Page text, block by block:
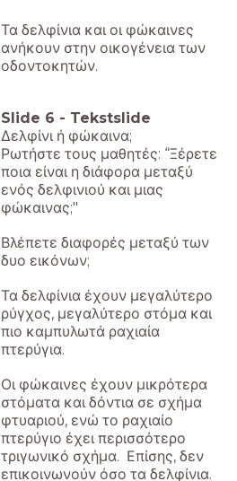
Τα δελφίνια και οι φώκαινες
ανήκουν στην οικογένεια των
οδοντοκητών.
Slide 6 - Tekstslide
Δελφίνι ή φώκαινα;
Ρωτήστε τους μαθητές: “Ξέρετε
ποια είναι η διάφορα μεταξύ
ενός δελφινιού και μιας
φώκαινας;"
Βλέπετε διαφορές μεταξύ των
δυο εικόνων;
Τα δελφίνια έχουν μεγαλύτερο
ρύγχος, μεγαλύτερο στόμα και
πιο καμπυλωτά ραχιαία
πτερύγια.
Οι φώκαινες έχουν μικρότερα
στόματα και δόντια σε σχήμα
φτυαριού, ενώ το ραχιαίο
πτερύγιο έχει περισσότερο
τριγωνικό σχήμα. Επίσης, δεν
επικοινωνούν όσο τα δελφίνια.